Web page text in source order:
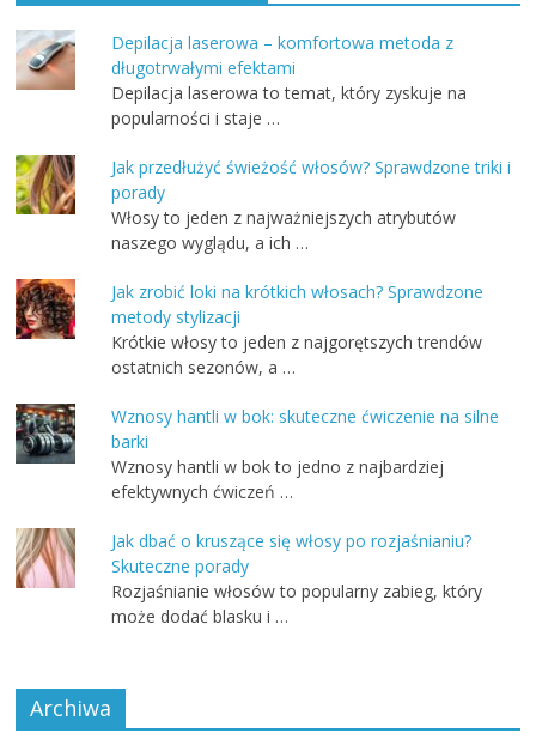
Depilacja laserowa – komfortowa metoda z
długotrwałymi efektami
Depilacja laserowa to temat, który zyskuje na
popularności i staje …
Jak przedłużyć świeżość włosów? Sprawdzone triki i
porady
Włosy to jeden z najważniejszych atrybutów
naszego wyglądu, a ich …
Jak zrobić loki na krótkich włosach? Sprawdzone
metody stylizacji
Krótkie włosy to jeden z najgorętszych trendów
ostatnich sezonów, a …
Wznosy hantli w bok: skuteczne ćwiczenie na silne
barki
Wznosy hantli w bok to jedno z najbardziej
efektywnych ćwiczeń …
Jak dbać o kruszące się włosy po rozjaśnianiu?
Skuteczne porady
Rozjaśnianie włosów to popularny zabieg, który
może dodać blasku i …
Archiwa